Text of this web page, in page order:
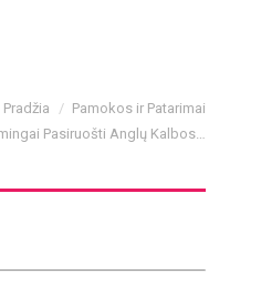
Pradžia
Pamokos ir Patarimai
Pasiruošti Anglų Kalbos…